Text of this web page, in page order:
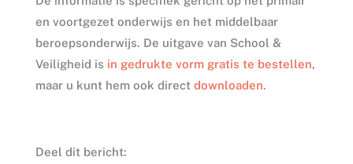
en voortgezet onderwijs en het middelbaar
beroepsonderwijs. De uitgave van School &
Veiligheid is in gedrukte vorm gratis te bestellen,
maar u kunt hem ook direct downloaden.
Deel dit bericht: